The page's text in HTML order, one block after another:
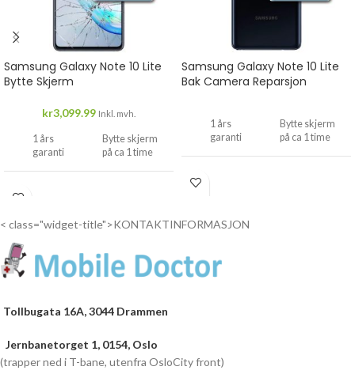
Samsung Galaxy Note 10 Lite
Bytte Skjerm
kr3,099.99 Inkl. mvh.
1 års
garanti
Bytte skjerm
på ca 1 time
Ta kontakt for Pris
400 93 141
Samsung Galaxy Note 10 Lite
Bak Camera Reparsjon
1 års
garanti
Bytte skjerm
på ca 1 time
< class="widget-title">KONTAKTINFORMASJON
Tollbugata 16A, 3044 Drammen
Jernbanetorget 1, 0154, Oslo
(trapper ned i T-bane, utenfra OsloCity front)